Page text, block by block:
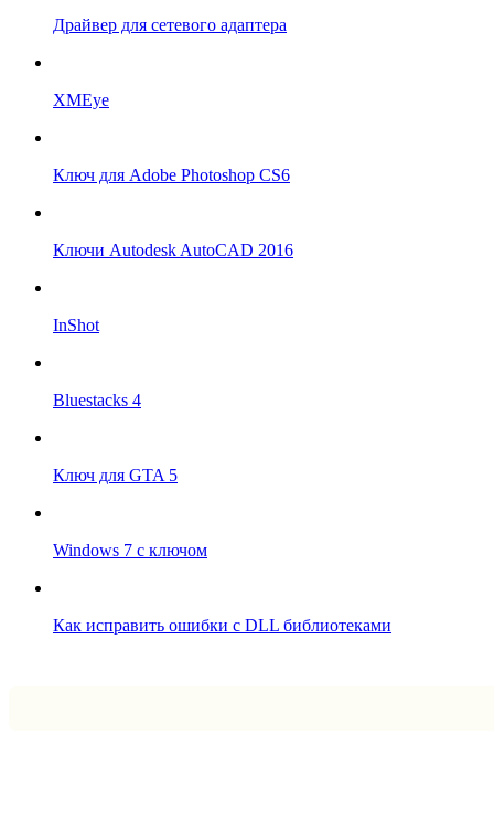
Драйвер для сетевого адаптера
XMEye
Ключ для Adobe Photoshop CS6
Ключи Autodesk AutoCAD 2016
InShot
Bluestacks 4
Ключ для GTA 5
Windows 7 с ключом
Как исправить ошибки с DLL библиотеками